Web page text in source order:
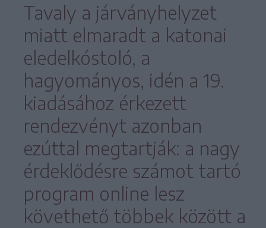
Tavaly a járványhelyzet
miatt elmaradt a katonai
eledelkóstoló, a
hagyományos, idén a 19.
kiadásához érkezett
rendezvényt azonban
ezúttal megtartják: a nagy
érdeklődésre számot tartó
program online lesz
követhető többek között a